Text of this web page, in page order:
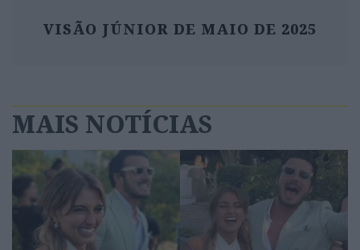
VISÃO JÚNIOR DE MAIO DE 2025
MAIS NOTÍCIAS